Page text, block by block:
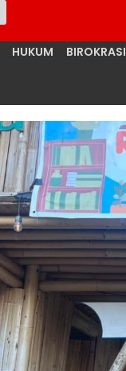
HUKUM BIROKRASI